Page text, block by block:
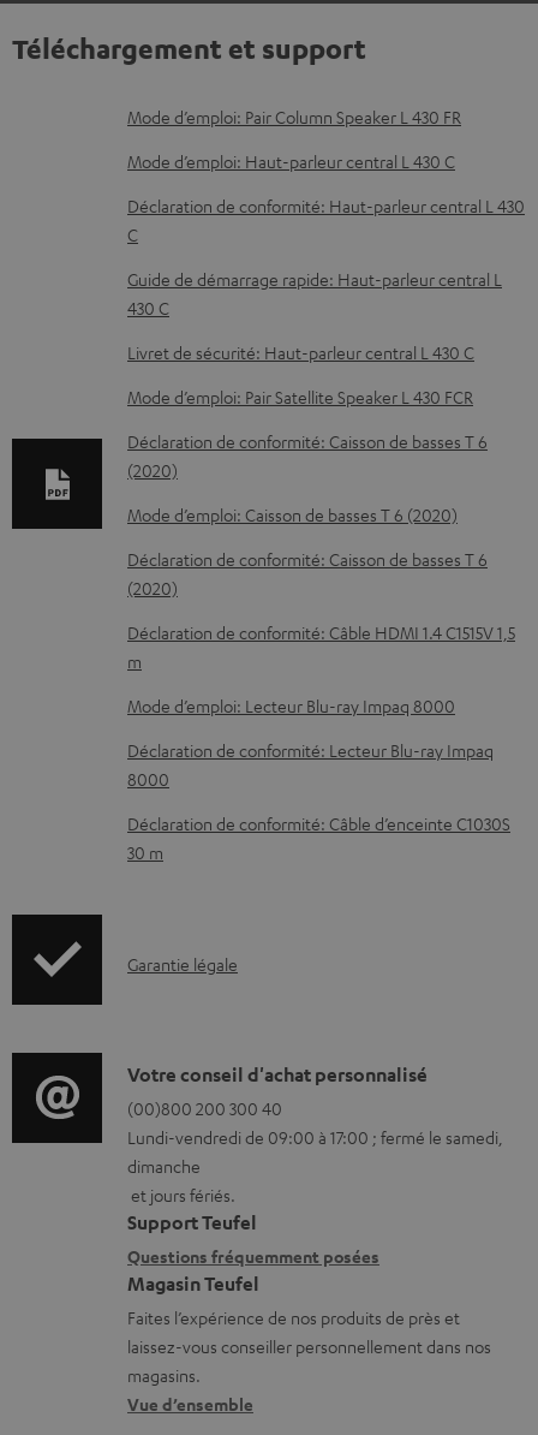
Téléchargement et support
D
o
u
e
t
s
t
é
l
é
c
h
a
r
e
b
Mode d’emploi: Pair Column Speaker L 430 FR
Mode d’emploi: Haut-parleur central L 430 C
Déclaration de conformité: Haut-parleur central L 430
C
Guide de démarrage rapide: Haut-parleur central L
430 C
Livret de sécurité: Haut-parleur central L 430 C
Mode d’emploi: Pair Satellite Speaker L 430 FCR
Déclaration de conformité: Caisson de basses T 6
(2020)
Mode d’emploi: Caisson de basses T 6 (2020)
Déclaration de conformité: Caisson de basses T 6
(2020)
Déclaration de conformité: Câble HDMI 1.4 C1515V 1,5
m
Mode d’emploi: Lecteur Blu-ray Impaq 8000
Déclaration de conformité: Lecteur Blu-ray Impaq
8000
Déclaration de conformité: Câble d’enceinte C1030S
30 m
I
o
r
m
a
t
i
o
n
s
r
Garantie légale
D
é
t
a
i
l
s
c
o
n
Votre conseil d'achat personnalisé
(00)800 200 300 40
Lundi-vendredi de 09:00 à 17:00 ; fermé le samedi,
dimanche
et jours fériés.
Support Teufel
Questions fréquemment posées
Magasin Teufel
Faites l’expérience de nos produits de près et
laissez-vous conseiller personnellement dans nos
magasins.
Vue d’ensemble